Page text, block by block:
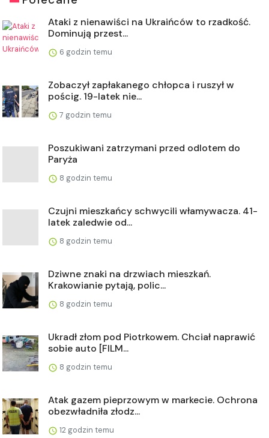
Ataki z nienawiści na Ukraińców to rzadkość.
Dominują przest...
6 godzin temu
Zobaczył zapłakanego chłopca i ruszył w
pościg. 19-latek nie...
7 godzin temu
Poszukiwani zatrzymani przed odlotem do
Paryża
8 godzin temu
Czujni mieszkańcy schwycili włamywacza. 41-
latek zaledwie od...
8 godzin temu
Dziwne znaki na drzwiach mieszkań.
Krakowianie pytają, polic...
8 godzin temu
Ukradł złom pod Piotrkowem. Chciał naprawić
sobie auto [FILM...
8 godzin temu
Atak gazem pieprzowym w markecie. Ochrona
obezwładniła złodz...
12 godzin temu